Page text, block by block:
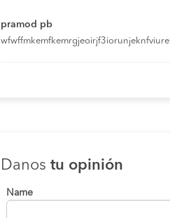
pramod pb
Danos tu opinión
Name